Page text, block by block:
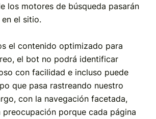
los motores de búsqueda pasarán
el sitio.
el contenido optimizado para
el bot no podrá identificar
con facilidad e incluso puede
que pasa rastreando nuestro
con la navegación facetada,
preocupación porque cada página